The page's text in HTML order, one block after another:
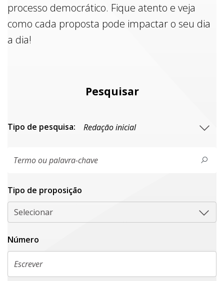
processo democrático. Fique atento e veja
como cada proposta pode impactar o seu dia
a dia!
Pesquisar
Tipo de pesquisa:
Tipo de proposiçāo
Selecionar
Número